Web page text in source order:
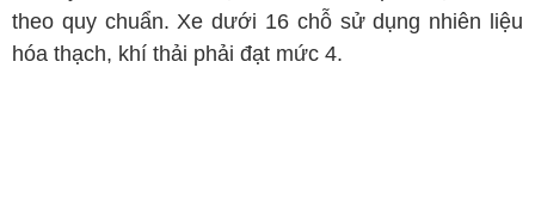
theo quy chuẩn. Xe dưới 16 chỗ sử dụng nhiên liệu
hóa thạch, khí thải phải đạt mức 4.